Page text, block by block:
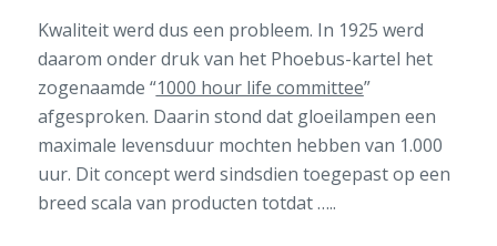
Kwaliteit werd dus een probleem. In 1925 werd
daarom onder druk van het Phoebus-kartel het
zogenaamde “1000 hour life committee”
afgesproken. Daarin stond dat gloeilampen een
maximale levensduur mochten hebben van 1.000
uur. Dit concept werd sindsdien toegepast op een
breed scala van producten totdat …..